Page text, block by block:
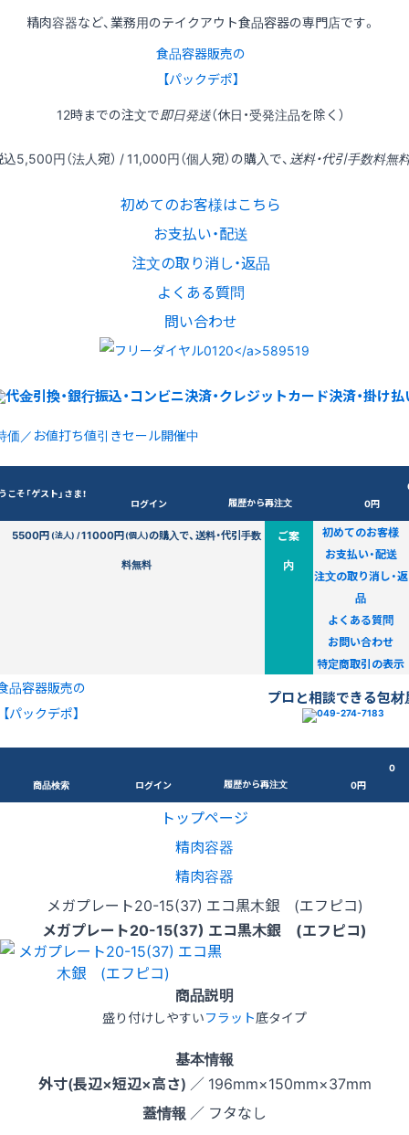
精肉容器など、業務用のテイクアウト食品容器の専門店です。
食品容器販売の
【パックデポ】
12時までの注文で即日発送（休日・受発注品を除く）
込5,500円（法人宛） / 11,000円（個人宛）の購入で、 送料・代引手数料無
初めてのお客様はこちら
お支払い・配送
注文の取り消し・返品
よくある質問
問い合わせ
価／お値打ち値引きセール開催中
こそ「ゲスト」さま！
ログイン 履歴から再注文
0円
5500円(法人) /11000円(個人)の購入で、送料・代引手数
料無料
ご案
内
初めてのお客様
お支払い・配送
注文の取り消し・返
品
よくある質問
お問い合わせ
特定商取引の表示
品容器販売の
【パックデポ】
プロと相談できる包材
商品検索 ログイン 履歴から再注文
0
0円
トップページ
精肉容器
精肉容器
メガプレート20-15(37) エコ黒木銀 (エフピコ)
メガプレート20-15(37) エコ黒木銀 (エフピコ)
商品説明
盛り付けしやすいフラット底タイプ
基本情報
外寸(長辺×短辺×高さ) ／ 196mm×150mm×37mm
蓋情報 ／ フタなし